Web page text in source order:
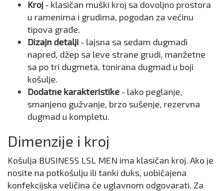
Kroj - klasičan muški kroj sa dovoljno prostora
u ramenima i grudima, pogodan za većinu
tipova građe.
Dizajn detalji - lajsna sa sedam dugmadi
napred, džep sa leve strane grudi, manžetne
sa po tri dugmeta, tonirana dugmad u boji
košulje.
Dodatne karakteristike - lako peglanje,
smanjeno gužvanje, brzo sušenje, rezervna
dugmad u kompletu.
Dimenzije i kroj
Košulja BUSINESS LSL MEN ima klasičan kroj. Ako je
nosite na potkošulju ili tanki duks, uobičajena
konfekcijska veličina će uglavnom odgovarati. Za